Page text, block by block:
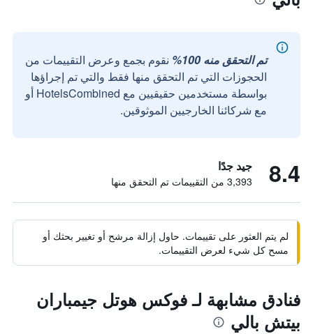
تم التحقق منه 100%
نقوم بجمع وعرض التقييمات من
الحجوزات التي تم التحقق منها فقط والتي تم إجراؤها
بواسطة مستخدمين حقيقيين مع HotelsCombined أو
مع شركائنا الخارجيين الموثوقين.
8.4 جيد جدًا
3,393 من التقييمات تم التحقق منها
لم يتم العثور على تقييمات. حاول إزالة مرشح أو تغيير بحثك أو
مسح كل شيء لعرض التقييمات.
فنادق مشابهة لـ فوكس هوتل جيمباران
بيتش بالي